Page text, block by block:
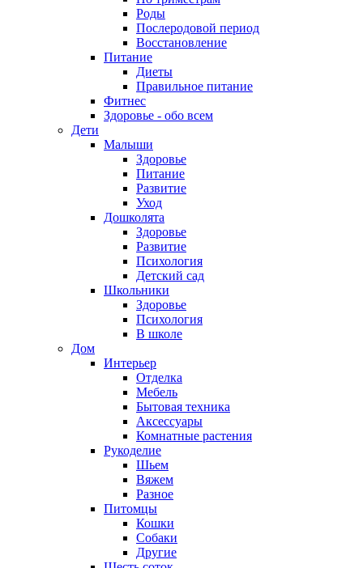
Роды
Послеродовой период
Восстановление
Питание
Диеты
Правильное питание
Фитнес
Здоровье - обо всем
Дети
Малыши
Здоровье
Питание
Развитие
Уход
Дошколята
Здоровье
Развитие
Психология
Детский сад
Школьники
Здоровье
Психология
В школе
Дом
Интерьер
Отделка
Мебель
Бытовая техника
Аксессуары
Комнатные растения
Рукоделие
Шьем
Вяжем
Разное
Питомцы
Кошки
Собаки
Другие